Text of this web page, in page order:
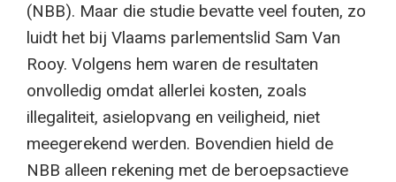
(NBB). Maar die studie bevatte veel fouten, zo
luidt het bij Vlaams parlementslid Sam Van
Rooy. Volgens hem waren de resultaten
onvolledig omdat allerlei kosten, zoals
illegaliteit, asielopvang en veiligheid, niet
meegerekend werden. Bovendien hield de
NBB alleen rekening met de beroepsactieve